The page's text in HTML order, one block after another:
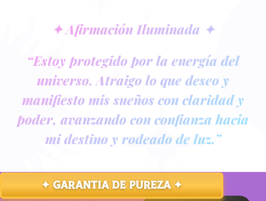
✦ Afirmación Iluminada ✦
“Estoy protegido por la energía del
universo. Atraigo lo que deseo y
manifiesto mis sueños con claridad y
poder, avanzando con confianza hacia
mi destino y rodeado de luz.”
✦ GARANTIA DE PUREZA ✦